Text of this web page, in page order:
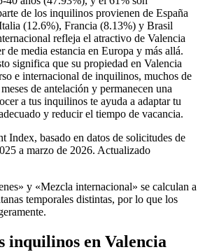
de los inquilinos provienen de España
(12.6%), Francia (8.13%) y Brasil
refleja el atractivo de Valencia
de media estancia en Europa y más allá.
significa que su propiedad en Valencia
e internacional de inquilinos, muchos de
de antelación y permanecen una
a tus inquilinos te ayuda a adaptar tu
y reducir el tiempo de vacancia.
Index, basado en datos de solicitudes de
a marzo de 2026. Actualizado
y «Mezcla internacional» se calculan a
temporales distintas, por lo que los
inquilinos en Valencia